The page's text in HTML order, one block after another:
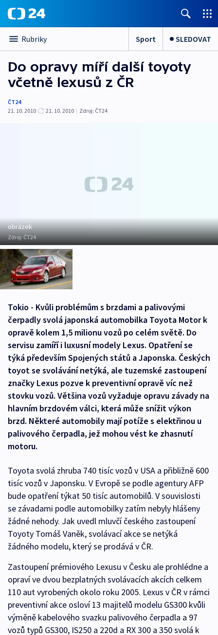
Rubriky Sport SLEDOVAT
Do opravy míří další toyoty
včetně lexusů z ČR
ČT24
21. 10. 2010
21. 10. 2010 | Zdroj: ČT24
obrázek
Zdroj:ČT24
Tokio - Kvůli problémům s brzdami a palivovými
čerpadly svolá japonská automobilka Toyota Motor k
opravě kolem 1,5 milionu vozů po celém světě. Do
servisu zamíří i luxusní modely Lexus. Opatření se
týká především Spojených států a Japonska. Českých
toyot se svolávání netýká, ale tuzemské zastoupení
značky Lexus pozve k preventivní opravě víc než
stovku vozů. Většina vozů vyžaduje opravu závady na
hlavním brzdovém válci, která může snížit výkon
brzd. Některé automobily mají potíže s elektřinou u
palivového čerpadla, jež mohou vést ke zhasnutí
motoru.
Toyota svolá zhruba 740 tisíc vozů v USA a přibližně 600
tisíc vozů v Japonsku. V Evropě se podle agentury AFP
bude opatření týkat 50 tisíc automobilů. V souvislosti
se závadami podle automobilky zatím nebyly hlášeny
žádné nehody. Jak uvedl mluvčí českého zastoupení
Toyoty Tomáš Vaněk, svolávací akce se netýká
žádného modelu, který se prodává v ČR.
Zastoupení prémiového Lexusu v Česku ale prohlédne a
opraví ve dvou bezplatných svolávacích akcích celkem
110 aut vyrobených okolo roku 2005. Lexus v ČR v rámci
preventivní akce osloví 13 majitelů modelu GS300 kvůli
výměně kabelového svazku palivového čerpadla a 97
vozů typů GS300, IS250 a 220d a RX 300 a 350 svolá k